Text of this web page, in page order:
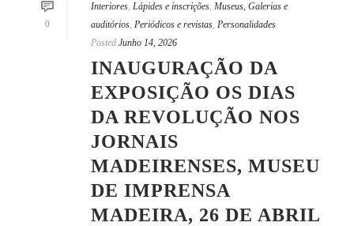
0
Interiores, Lápides e inscrições, Museus, Galerias e
auditórios, Periódicos e revistas, Personalidades
Posted Junho 14, 2026
INAUGURAÇÃO DA
EXPOSIÇÃO OS DIAS
DA REVOLUÇÃO NOS
JORNAIS
MADEIRENSES, MUSEU
DE IMPRENSA
MADEIRA, 26 DE ABRIL